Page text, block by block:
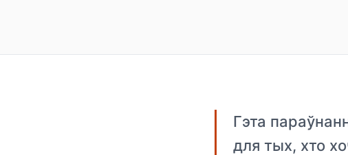
Гэта
для тых, хто